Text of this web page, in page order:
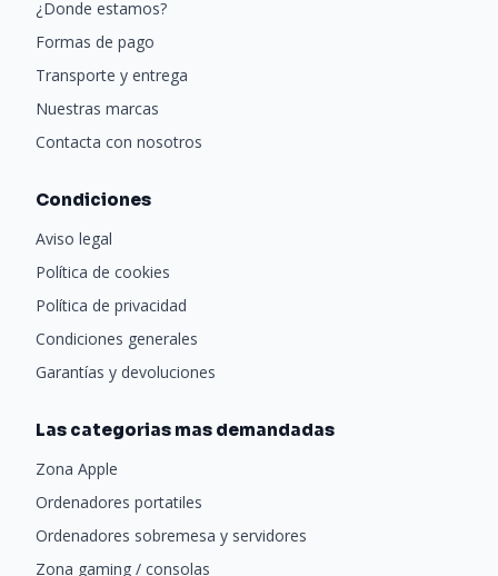
¿Donde estamos?
Formas de pago
Transporte y entrega
Nuestras marcas
Contacta con nosotros
Condiciones
Aviso legal
Política de cookies
Política de privacidad
Condiciones generales
Garantías y devoluciones
Las categorias mas demandadas
Zona Apple
Ordenadores portatiles
Ordenadores sobremesa y servidores
Zona gaming / consolas